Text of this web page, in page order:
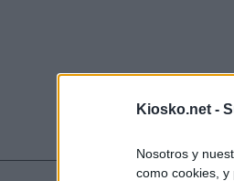
Kiosko.net -
Nosotros y
como cookies,